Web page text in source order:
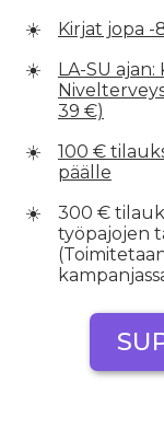
Kirjat jopa -
LA-SU
39 €)
100 €
päälle
300 €
työpajojen